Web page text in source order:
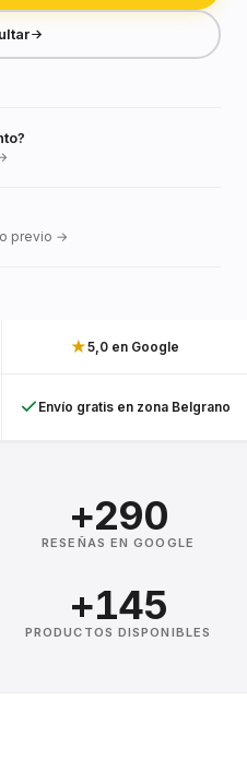
previo →
★5,0 en Google
Envío gratis en zona Belgrano
+290
RESEÑAS EN GOOGLE
+145
PRODUCTOS DISPONIBLES